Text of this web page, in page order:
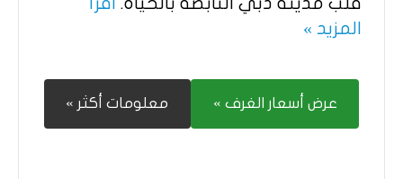
المزيد »
عرض أسعار الغرف » معلومات أكثر »